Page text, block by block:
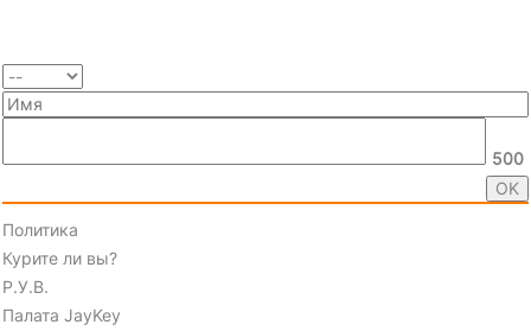
500
Политика
Курите ли вы?
Р.У.В.
Палата JayKey